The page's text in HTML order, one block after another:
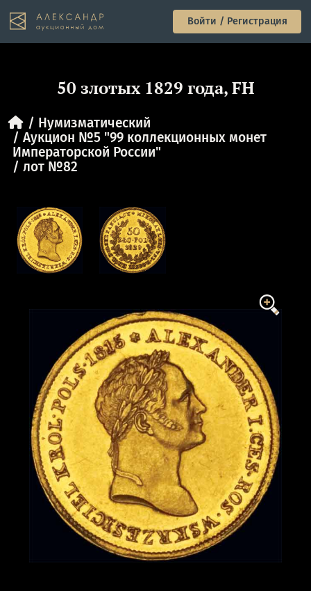
Войти / Регистрация
50 злотых 1829 года, FH
Нумизматический
Аукцион №5 "99 коллекционных монет
Императорской России"
лот №82